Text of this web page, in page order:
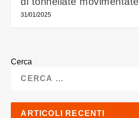
31/01/2025
Cerca
ARTICOLI RECENTI